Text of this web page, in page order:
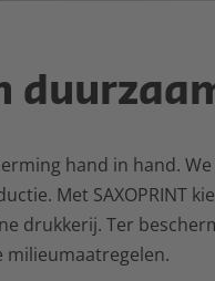
hand in hand.
Met SAXOPRINT
drukkerij. Ter
milieumaatregelen.